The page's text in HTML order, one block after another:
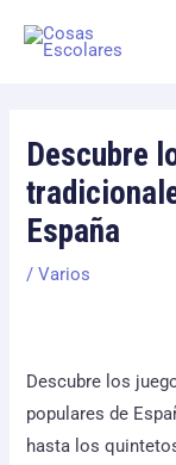
Descubre
España
/Varios
Descubre los
populares de
hasta los